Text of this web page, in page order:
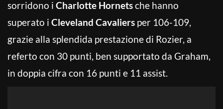
sorridono i Charlotte Hornetsche hanno
superato i Cleveland Cavaliers per 106-109,
grazie alla splendida prestazione di Rozier, a
referto con 30 punti, ben supportato da Graham,
in doppia cifra con 16 punti e 11 assist.